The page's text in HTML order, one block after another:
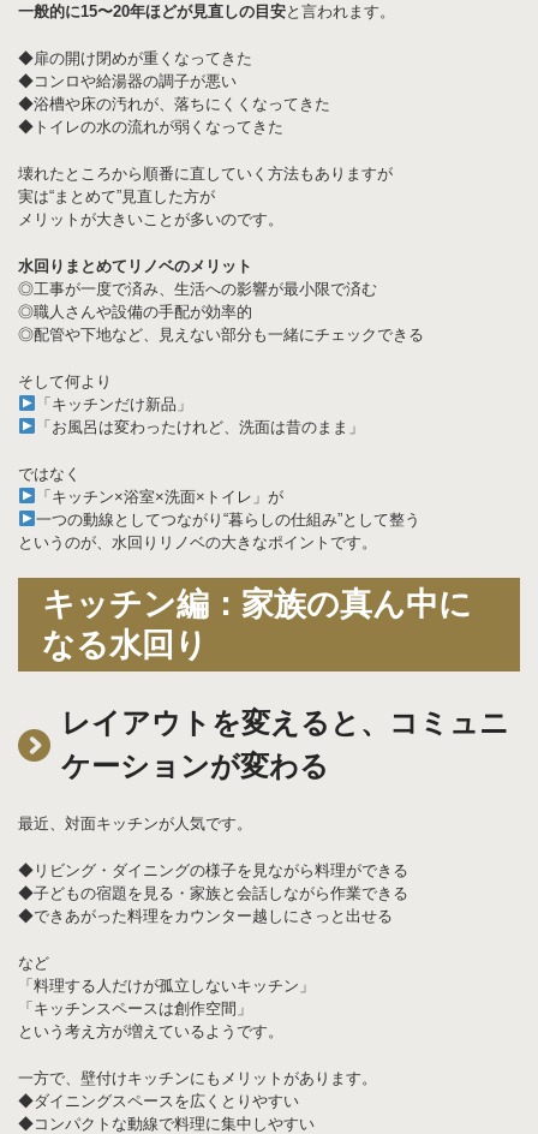
一般的に15〜20年ほどが見直しの目安と言われます。
◆扉の開け閉めが重くなってきた
◆コンロや給湯器の調子が悪い
◆浴槽や床の汚れが、落ちにくくなってきた
◆トイレの水の流れが弱くなってきた
壊れたところから順番に直していく方法もありますが
実は“まとめて”見直した方が
メリットが大きいことが多いのです。
水回りまとめてリノベのメリット
◎工事が一度で済み、生活への影響が最小限で済む
◎職人さんや設備の手配が効率的
◎配管や下地など、見えない部分も一緒にチェックできる
そして何より
「キッチンだけ新品」
「お風呂は変わったけれど、洗面は昔のまま」
ではなく
「キッチン×浴室×洗面×トイレ」が
一つの動線としてつながり“暮らしの仕組み”として整う
というのが、水回りリノベの大きなポイントです。
キッチン編：家族の真ん中に
なる水回り
レイアウトを変えると、コミュニ
ケーションが変わる
最近、対面キッチンが人気です。
◆リビング・ダイニングの様子を見ながら料理ができる
◆子どもの宿題を見る・家族と会話しながら作業できる
◆できあがった料理をカウンター越しにさっと出せる
など
「料理する人だけが孤立しないキッチン」
「キッチンスペースは創作空間」
という考え方が増えているようです。
一方で、壁付けキッチンにもメリットがあります。
◆ダイニングスペースを広くとりやすい
◆コンパクトな動線で料理に集中しやすい